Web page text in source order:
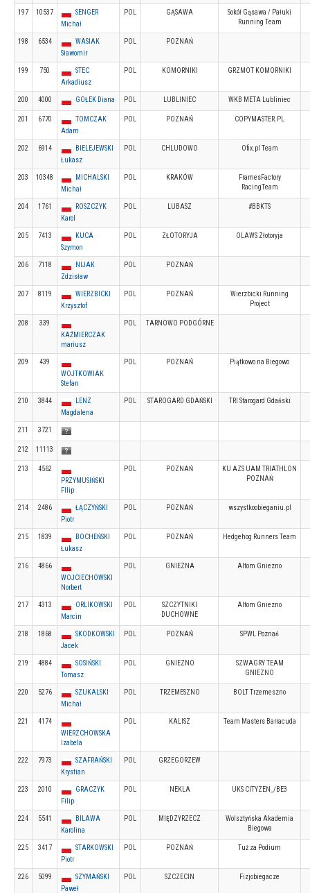
197 10537
SENGER
Michał
POL GĄSAWA
Sokół Gąsawa / Pałuki
Running Team
198 6534
WASIAK
Sławomir
POL POZNAŃ
199 750
STEC
Arkadiusz
POL KOMORNIKI GRZMOT KOMORNIKI
200 4000 GOŁEK Diana POL LUBLINIEC WKB META Lubliniec
201 6770
TOMCZAK
Adam
POL POZNAŃ COPYMASTER.PL
202 6914
BIELEJEWSKI
Łukasz
POL CHLUDOWO Ofix.pl Team
203 10348
MICHALSKI
Michał
POL KRAKÓW
FramesFactory
RacingTeam
204 1761
ROSZCZYK
Karol
POL LUBASZ #BBKTS
205 7413
KUCA
Szymon
POL ZŁOTORYJA OLAWS Złotoryja
206 7118
NIJAK
Zdzisław
POL POZNAŃ
207 8119
WIERZBICKI
Krzysztof
POL POZNAŃ
Wierzbicki Running
Project
208
339
KAŹMIERCZAK
mariusz
POL TARNOWO PODGÓRNE
209
439
WOJTKOWIAK
Stefan
POL POZNAŃ Piątkowo na Biegowo
210 3844
LENZ
Magdalena
POL STAROGARD GDAŃSKI TRI Starogard Gdański
211 3721
212 11113
213
4562
PRZYMUSIŃSKI
FIlip
POL POZNAŃ
KU AZS UAM TRIATHLON
POZNAŃ
214 2486
ŁĄCZYŃSKI
Piotr
POL POZNAŃ wszystkoobieganiu.pl
215 1839
BOCHEŃSKI
Łukasz
POL POZNAŃ Hedgehog Runners Team
216
4866
WOJCIECHOWSKI
Norbert
POL GNIEZNA Altom Gniezno
217 4313
ORLIKOWSKI
Marcin
POL
SZCZYTNIKI
DUCHOWNE
Altom Gniezno
218 1868
SKODKOWSKI
Jacek
POL POZNAŃ SPWL Poznań
219 4884
SOSIŃSKI
Tomasz
POL GNIEZNO
SZWAGRY TEAM
GNIEZNO
220 5276
SZUKALSKI
Michał
POL TRZEMESZNO BOLT Trzemeszno
221
4174
WIERZCHOWSKA
Izabela
POL KALISZ Team Masters Barracuda
222 7973
SZAFRAŃSKI
Krystian
POL GRZEGORZEW
223 2010
GRACZYK
Filip
POL NEKLA UKS CITYZEN_/BE3
224 5541
BILAWA
Karolina
POL MIĘDZYRZECZ
Wolsztyńska Akademia
Biegowa
225 3417
STARKOWSKI
Piotr
POL POZNAŃ Tuż za Podium
226 5099
SZYMAŃSKI
Paweł
POL SZCZECIN Fizjobiegacze